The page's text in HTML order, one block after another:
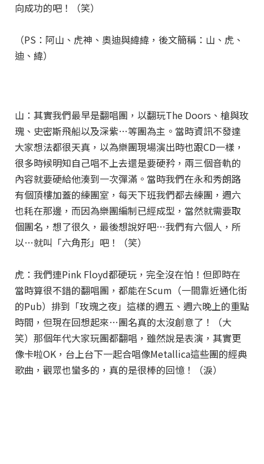
向成功的吧！（笑）
（PS：阿山、虎神、奧迪與緯緯，後文簡稱：山、虎、
迪、緯）
山：其實我們最早是翻唱團，以翻玩The Doors、槍與玫
瑰、史密斯飛船以及深紫…等團為主。當時資訊不發達
大家想法都很天真，以為樂團現場演出時也跟CD一樣，
很多時候明知自己唱不上去還是要硬矜，兩三個音軌的
內容就要硬給他湊到一次彈滿。當時我們在永和秀朗路
有個頂樓加蓋的練團室，每天下班我們都去練團，週六
也耗在那邊，而因為樂團編制已經成型，當然就需要取
個團名，想了很久，最後想說好吧…我們有六個人，所
以…就叫「六角形」吧！（笑）
虎：我們連Pink Floyd都硬玩，完全沒在怕！但即時在
當時算很不錯的翻唱團，都能在Scum（一間靠近通化街
的Pub）排到「玫瑰之夜」這樣的週五、週六晚上的重點
時間，但現在回想起來…團名真的太沒創意了！（大
笑）那個年代大家玩團都翻唱，雖然說是表演，其實更
像卡啦OK，台上台下一起合唱像Metallica這些團的經典
歌曲，觀眾也蠻多的，真的是很棒的回憶！（淚）